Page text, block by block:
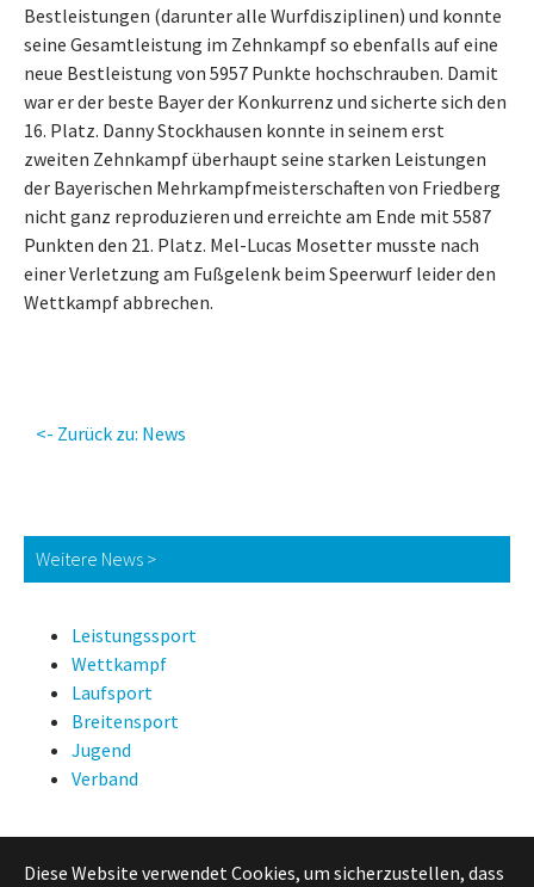
Diese Website verwendet Cookies, um sicherzustellen, dass
Bestleistungen (darunter alle Wurfdisziplinen) und konnte
seine Gesamtleistung im Zehnkampf so ebenfalls auf eine
neue Bestleistung von 5957 Punkte hochschrauben. Damit
war er der beste Bayer der Konkurrenz und sicherte sich den
16. Platz. Danny Stockhausen konnte in seinem erst
zweiten Zehnkampf überhaupt seine starken Leistungen
der Bayerischen Mehrkampfmeisterschaften von Friedberg
nicht ganz reproduzieren und erreichte am Ende mit 5587
Punkten den 21. Platz. Mel-Lucas Mosetter musste nach
einer Verletzung am Fußgelenk beim Speerwurf leider den
Wettkampf abbrechen.
<- Zurück zu: News
Weitere News >
Leistungssport
Wettkampf
Laufsport
Breitensport
Jugend
Verband
News Suche